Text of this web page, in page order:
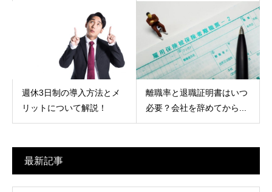
週休3日制の導入方法とメ
リットについて解説！
離職率と退職証明書はいつ
必要？会社を辞めてから...
最新記事